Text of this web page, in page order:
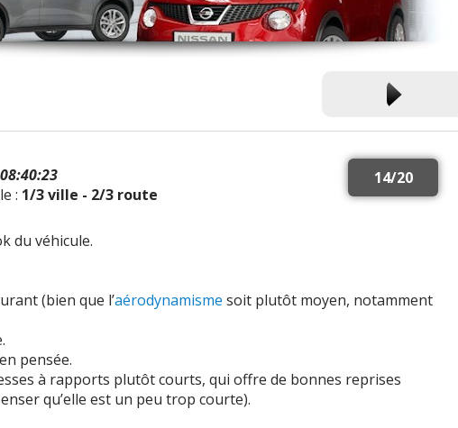
14/20
: 1/3 ville - 2/3 route
du véhicule.
(bien que l’aérodynamisme soit plutôt moyen, notamment
pensée.
à rapports plutôt courts, qui offre de bonnes reprises
qu’elle est un peu trop courte).